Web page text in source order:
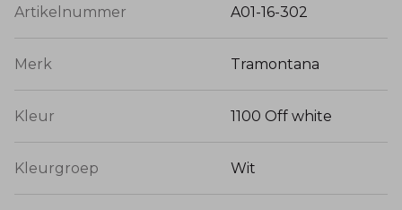
Artikelnummer A01-16-302
Merk Tramontana
Kleur 1100 Off white
Kleurgroep Wit